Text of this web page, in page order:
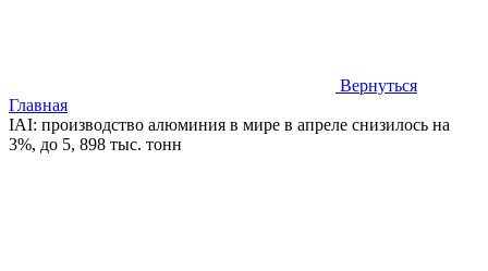
Вернуться
Главная
IAI: производство алюминия в мире в апреле снизилось на
3%, до 5, 898 тыс. тонн